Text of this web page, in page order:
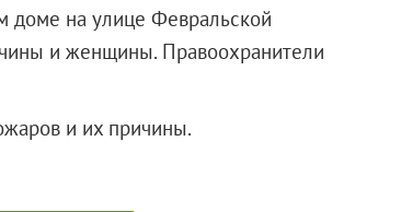
доме на улице Февральской
и женщины. Правоохранители
пожаров и их причины.